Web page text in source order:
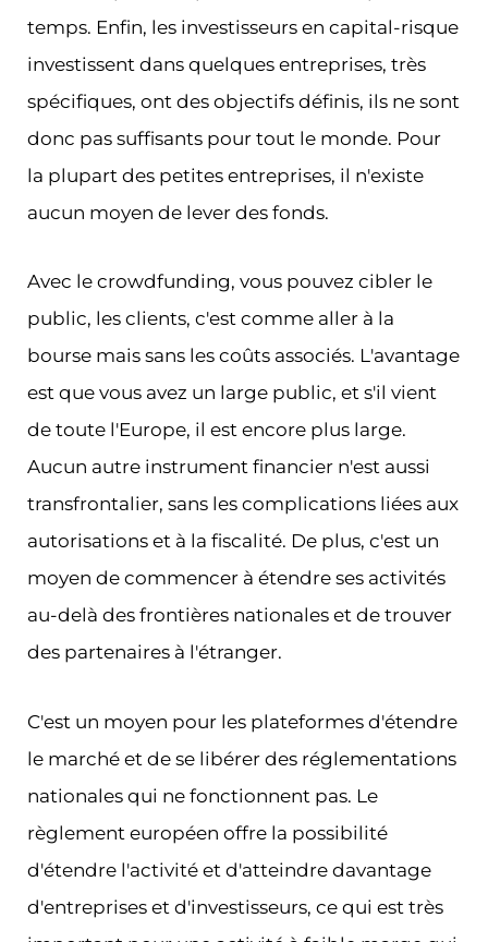
temps. Enfin, les investisseurs en capital-risque
investissent dans quelques entreprises, très
spécifiques, ont des objectifs définis, ils ne sont
donc pas suffisants pour tout le monde. Pour
la plupart des petites entreprises, il n'existe
aucun moyen de lever des fonds.
Avec le crowdfunding, vous pouvez cibler le
public, les clients, c'est comme aller à la
bourse mais sans les coûts associés. L'avantage
est que vous avez un large public, et s'il vient
de toute l'Europe, il est encore plus large.
Aucun autre instrument financier n'est aussi
transfrontalier, sans les complications liées aux
autorisations et à la fiscalité. De plus, c'est un
moyen de commencer à étendre ses activités
au-delà des frontières nationales et de trouver
des partenaires à l'étranger.
C'est un moyen pour les plateformes d'étendre
le marché et de se libérer des réglementations
nationales qui ne fonctionnent pas. Le
règlement européen offre la possibilité
d'étendre l'activité et d'atteindre davantage
d'entreprises et d'investisseurs, ce qui est très